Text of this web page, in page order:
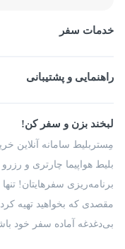
خدمات سفر
بلیط قطار
راهنمایی و پشتیبانی
شرایط و مقررات
راهکار سازمانی
درباره ما
لبخند بزن و سفر کن!
مِستربلیط سامانه آنلاین
بلیط هواپیما چارتری و
برنامه‌ریزی سفرهایتان!
مقصدی که بخواهید تهیه
بی‌دغدغه آماده سفر خود